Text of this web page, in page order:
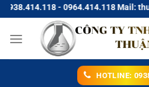
Chuyển
đến
nội
- 0964.414.118 Mail:
HOTLINE: